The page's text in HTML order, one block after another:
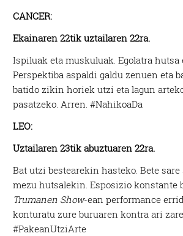
CANCER:
Ekainaren 22tik uztailaren 22ra.
Ispiluak eta muskuluak. Egolatra hutsa
Perspektiba aspaldi galdu zenuen eta
batido zikin horiek utzi eta lagun
pasatzeko. Arren. #NahikoaDa
LEO:
Uztailaren 23tik abuztuaren 22ra.
Bat utzi bestearekin hasteko. Bete
mezu hutsalekin. Esposizio konstante
Trumanen Show-ean performance
konturatu zure buruaren kontra ari
#PakeanUtziArte